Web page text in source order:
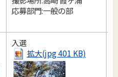
応募部門:一般の部
入選
拡大(jpg 401 KB)